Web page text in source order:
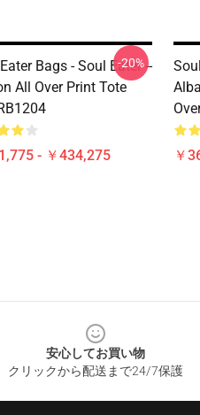
Bags - Soul Eater --
All Over Print Tote
- ￥434,275
-20%
￥
安心してお買い物
クリックから配送まで24/7保護